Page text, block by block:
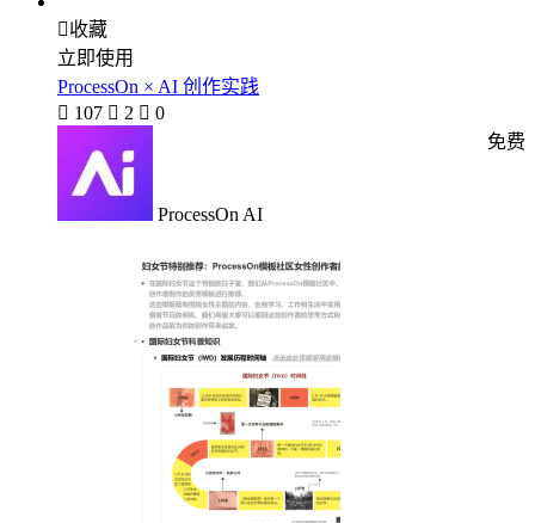
收藏
立即使用
ProcessOn × AI 创作实践
 107  2  0
ProcessOn AI
免费